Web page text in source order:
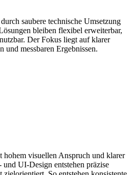
saubere technische Umsetzung
bleiben flexibel erweiterbar,
Der Fokus liegt auf klarer
und messbaren Ergebnissen.
visuellen Anspruch und klarer
UI-Design entstehen präzise